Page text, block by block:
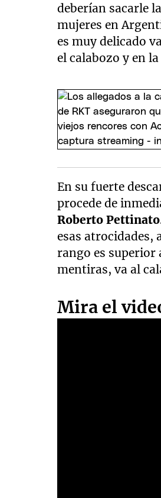
deberían sacarle
mujeres en
es muy delicado
el calabozo y en la
En su fuerte
procede de
Roberto Pettinato
esas atrocidades,
rango es superior
mentiras, va al
Mira el